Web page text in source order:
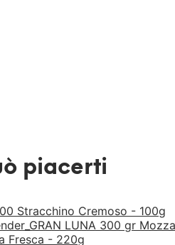
piacerti
Stracchino Cremoso - 100g
Fresca - 220g